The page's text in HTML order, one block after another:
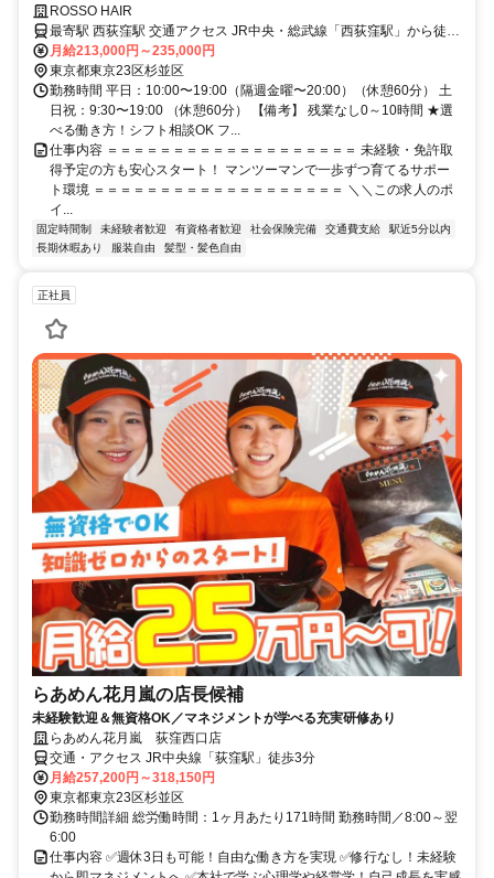
週休2日制×残業ほぼなし
ROSSO HAIR
最寄駅 西荻窪駅 交通アクセス JR中央・総武線「西荻窪駅」から徒歩
5分
月給213,000円～235,000円
東京都東京23区杉並区
勤務時間 平日：10:00〜19:00（隔週金曜〜20:00）（休憩60分） 土
日祝：9:30〜19:00 （休憩60分） 【備考】 残業なし0～10時間 ★選
べる働き方！シフト相談OK フ...
仕事内容 ＝＝＝＝＝＝＝＝＝＝＝＝＝＝＝＝＝＝＝ 未経験・免許取
得予定の方も安心スタート！ マンツーマンで一歩ずつ育てるサポー
ト環境 ＝＝＝＝＝＝＝＝＝＝＝＝＝＝＝＝＝＝＝ ＼＼この求人のポ
イ...
固定時間制 未経験者歓迎 有資格者歓迎 社会保険完備 交通費支給
駅近5分以内
長期休暇あり
服装自由 髪型・髪色自由
正社員
らあめん花月嵐の店長候補
未経験歓迎＆無資格OK／マネジメントが学べる充実研修あり
らあめん花月嵐 荻窪西口店
交通・アクセス JR中央線「荻窪駅」徒歩3分
月給257,200円～318,150円
東京都東京23区杉並区
勤務時間詳細 総労働時間：1ヶ月あたり171時間 勤務時間／8:00～翌
6:00
仕事内容 ✅週休3日も可能！自由な働き方を実現 ✅修行なし！未経験